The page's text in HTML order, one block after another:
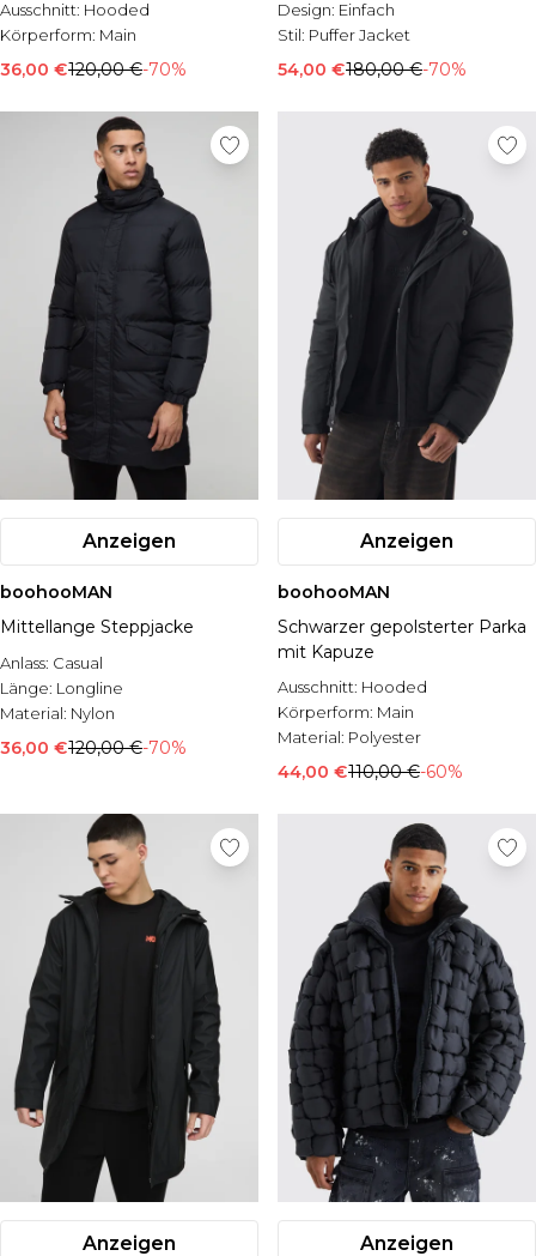
Ausschnitt: Hooded
Körperform: Main
36,00 €120,00 €-70%
Design: Einfach
Stil: Puffer Jacket
54,00 €180,00 €-70%
Anzeigen
boohooMAN
Mittellange Steppjacke
Anlass: Casual
Länge: Longline
Material: Nylon
36,00 €120,00 €-70%
Anzeigen
boohooMAN
Schwarzer gepolsterter Parka
mit Kapuze
Ausschnitt: Hooded
Körperform: Main
Material: Polyester
44,00 €110,00 €-60%
Anzeigen Anzeigen